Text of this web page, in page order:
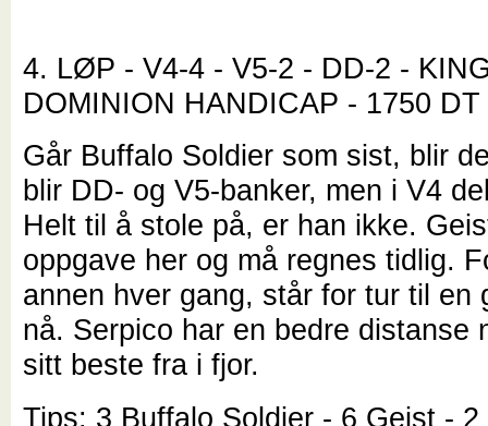
4. LØP - V4-4 - V5-2 - DD-2 -
DOMINION HANDICAP - 1750 DT
Går Buffalo Soldier som sist, blir
blir DD- og V5-banker, men i V4
Helt til å stole på, er han ikke.
oppgave her og må regnes tidlig.
annen hver gang, står for tur til en
nå. Serpico har en bedre distanse
sitt beste fra i fjor.
Tips: 3 Buffalo Soldier - 6 Geist - 2